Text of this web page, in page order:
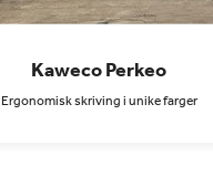
Kaweco Perkeo
Ergonomisk skriving i unike farger